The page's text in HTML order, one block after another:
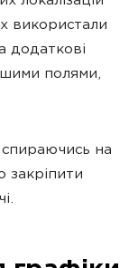
використали
додаткові
полями,
спираючись на
закріпити